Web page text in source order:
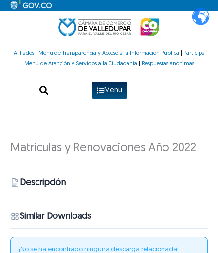
Afiliados| Menú de Transparencia y Acceso a la Información Pública
Participa
Menú de Atención y Servicios a la Ciudadanía
Respuestas anónimas
Menú
Matriculas y Renovaciones Año 2022
Descripción
Similar Downloads
¡No se ha encontrado ninguna descarga relacionada!